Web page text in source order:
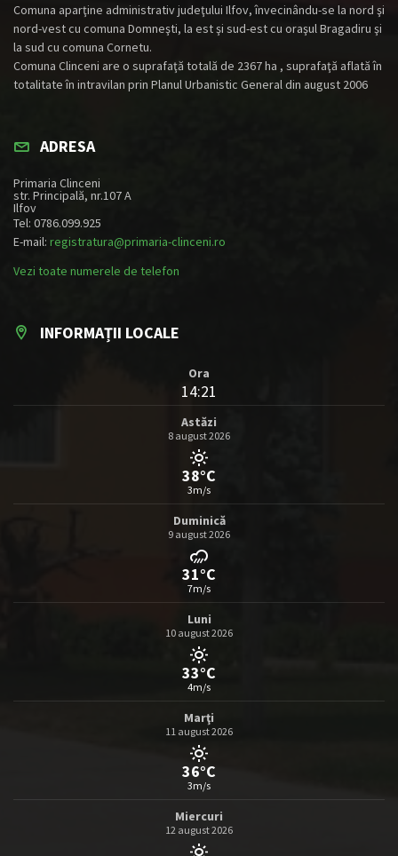
Comuna aparţine administrativ judeţului Ilfov, învecinându-se la nord şi
nord-vest cu comuna Domneşti, la est şi sud-est cu oraşul Bragadiru şi
la sud cu comuna Cornetu.
Comuna Clinceni are o suprafaţă totală de 2367 ha , suprafaţă aflată în
totalitate în intravilan prin Planul Urbanistic General din august 2006
ADRESA
Primaria Clinceni
str. Principală, nr.107 A
Ilfov
Tel: 0786.099.925
E-mail: registratura@primaria-clinceni.ro
Vezi toate numerele de telefon
INFORMAȚII LOCALE
Ora
14:21
Astăzi
8 august 2026
38°C
3m/s
Duminică
9 august 2026
31°C
7m/s
Luni
10 august 2026
33°C
4m/s
Marţi
11 august 2026
36°C
3m/s
Miercuri
12 august 2026